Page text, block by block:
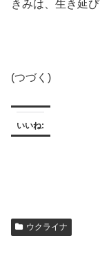
きみは、生き延
(つづく)
いいね:
ウクライナ